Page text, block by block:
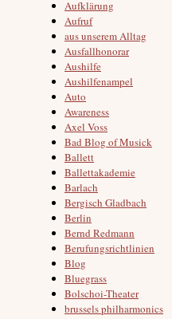
Aufklärung
Aufruf
aus unserem Alltag
Ausfallhonorar
Aushilfe
Aushilfenampel
Auto
Awareness
Axel Voss
Bad Blog of Musick
Ballett
Ballettakademie
Barlach
Bergisch Gladbach
Berlin
Bernd Redmann
Berufungsrichtlinien
Blog
Bluegrass
Bolschoi-Theater
brussels philharmonics